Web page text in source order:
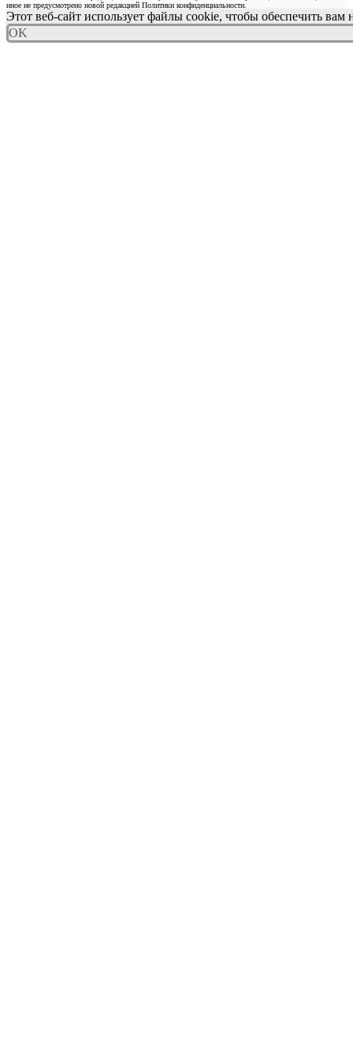
иное не предусмотрено новой редакцией Политики конфиденциальности.
Этот веб-сайт использует файлы cookie, чтобы обеспечить вам
OK